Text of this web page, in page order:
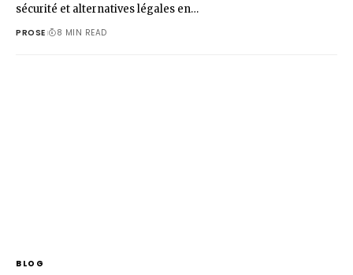
sécurité et alternatives légales en…
PROSE 8 MIN READ
BLOG